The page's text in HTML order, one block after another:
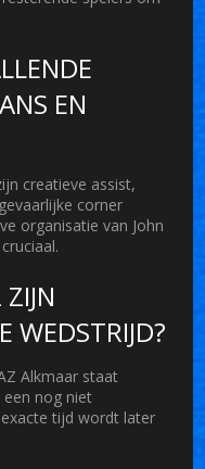
EN
creatieve assist,
corner
organisatie van John
WEDSTRIJD?
Alkmaar staat
een nog niet
tijd wordt later